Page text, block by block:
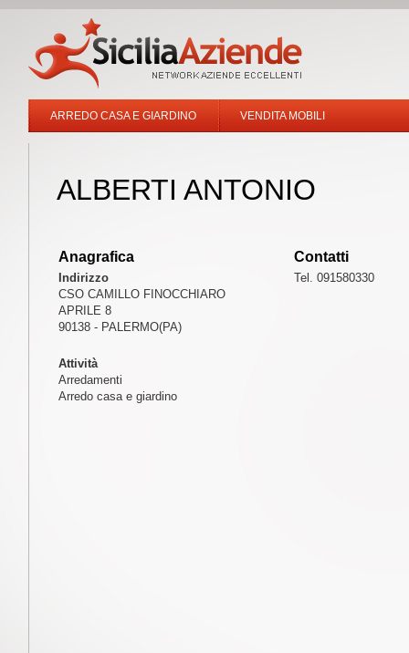
ARREDO CASA E GIARDINO VENDITA MOBILI
ALBERTI ANTONIO
Anagrafica
Indirizzo
CSO CAMILLO FINOCCHIARO
APRILE 8
90138 - PALERMO(PA)
Contatti
Tel. 091580330
Attività
Arredamenti
Arredo casa e giardino